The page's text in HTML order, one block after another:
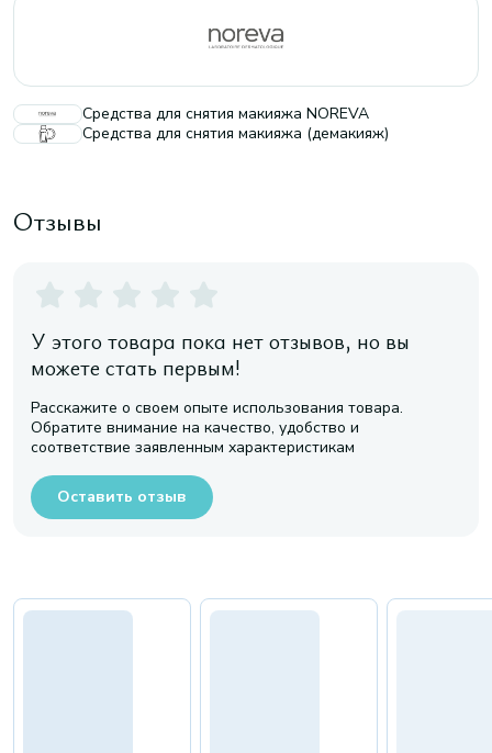
Средства для снятия макияжа NOREVA
Средства для снятия макияжа (демакияж)
Отзывы
У этого товара пока нет отзывов, но вы
можете стать первым!
Расскажите о своем опыте использования товара.
Обратите внимание на качество, удобство и
соответствие заявленным характеристикам
Оставить отзыв